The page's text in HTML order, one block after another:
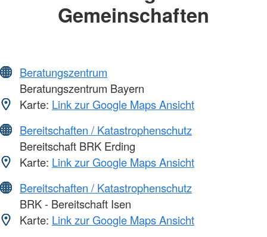
Gemeinschaften
Beratungszentrum
Beratungszentrum Bayern
Karte: Link zur Google Maps Ansicht
Bereitschaften / Katastrophenschutz
Bereitschaft BRK Erding
Karte: Link zur Google Maps Ansicht
Bereitschaften / Katastrophenschutz
BRK - Bereitschaft Isen
Karte: Link zur Google Maps Ansicht